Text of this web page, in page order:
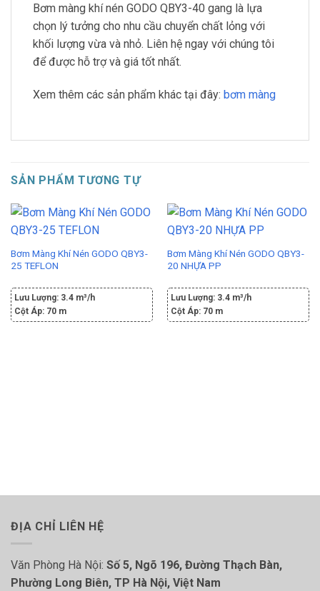
Bơm màng khí nén GODO QBY3-40 gang là lựa
chọn lý tưởng cho nhu cầu chuyển chất lỏng với
khối lượng vừa và nhỏ. Liên hệ ngay với chúng tôi
để được hỗ trợ và giá tốt nhất.
Xem thêm các sản phẩm khác tại đây: bơm màng
SẢN PHẨM TƯƠNG TỰ
Bơm Màng Khí Nén GODO QBY3-
25 TEFLON
Lưu Lượng: 3.4 m³/h
Cột Áp: 70 m
Bơm Màng Khí Nén GODO QBY3-
20 NHỰA PP
Lưu Lượng: 3.4 m³/h
Cột Áp: 70 m
ĐỊA CHỈ LIÊN HỆ
Văn Phòng Hà Nội: Số 5, Ngõ 196, Đường Thạch Bàn,
Phường Long Biên, TP Hà Nội, Việt Nam